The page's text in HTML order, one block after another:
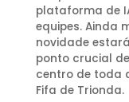
plataforma de
equipes. Ainda
novidade
ponto crucial
centro de toda
Fifa de Trionda.